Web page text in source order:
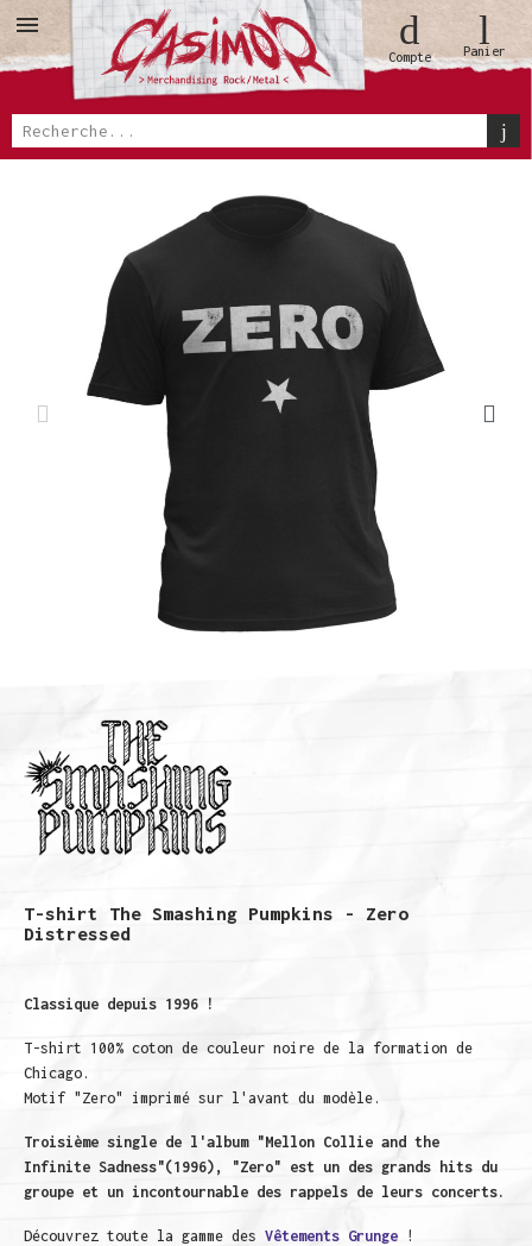
Compte Panier
T-shirt The Smashing Pumpkins - Zero
Distressed
Classique depuis 1996 !
T-shirt 100% coton de couleur noire de la formation de
Chicago.
Motif "Zero" imprimé sur l'avant du modèle.
Troisième single de l'album "Mellon Collie and the
Infinite Sadness"(1996), "Zero" est un des grands hits du
groupe et un incontournable des rappels de leurs concerts.
Découvrez toute la gamme des Vêtements Grunge !